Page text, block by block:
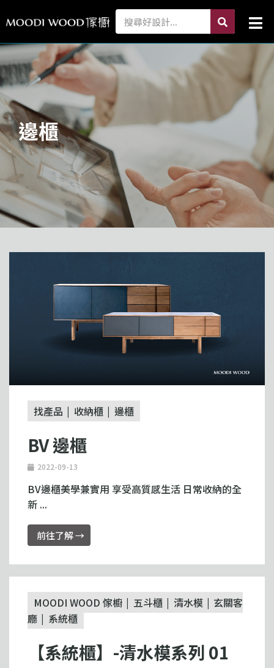
至
要
內
容
Search search
邊櫃
找產品 收納櫃 邊櫃
BV 邊櫃
2022-09-13
BV邊櫃美學兼實用 享受高質感生活 日常收納的全
新 ...
前往了解 →
MOODI WOOD 傢櫥 五斗櫃 清水模
玄關客
廳
系統櫃
【系統櫃】-清水模系列 01